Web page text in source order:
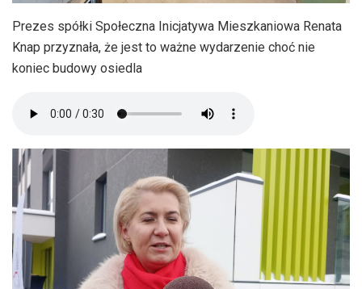
Prezes spółki Społeczna Inicjatywa Mieszkaniowa Renata
Knap przyznała, że jest to ważne wydarzenie choć nie
koniec budowy osiedla